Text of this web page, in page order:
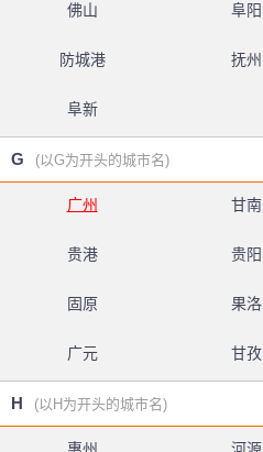
佛山 阜阳
防城港 抚州
阜新
G (以G为开头的城市名)
广州 甘南
贵港 贵阳
固原 果洛
广元 甘孜
H (以H为开头的城市名)